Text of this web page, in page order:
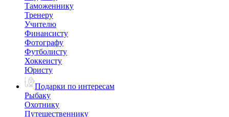
Таможеннику
Тренеру
Учителю
Финансисту
Фотографу
Футболисту
Хоккеисту
Юристу
Подарки по интересам
Рыбаку
Охотнику
Путешественнику